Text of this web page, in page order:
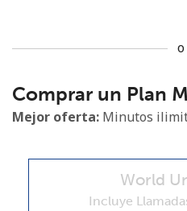
Mínimo 8 caracteres
Una letra mayúscula y una
Un número
o
Comprar un Plan
Mejor oferta: Minutos
World
Incluye